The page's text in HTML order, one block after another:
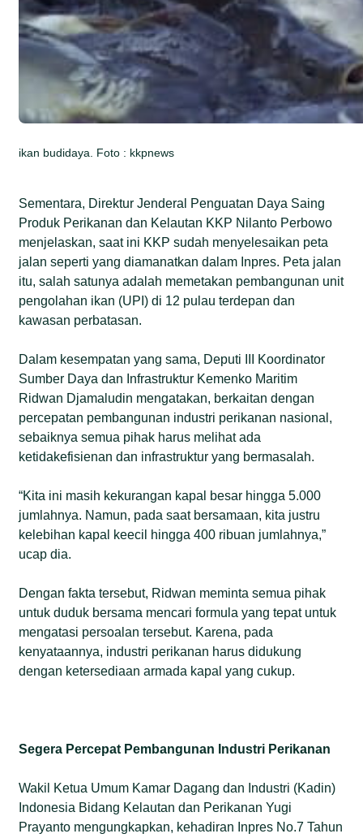
ikan budidaya. Foto : kkpnews
Sementara, Direktur Jenderal Penguatan Daya Saing
Produk Perikanan dan Kelautan KKP Nilanto Perbowo
menjelaskan, saat ini KKP sudah menyelesaikan peta
jalan seperti yang diamanatkan dalam Inpres. Peta jalan
itu, salah satunya adalah memetakan pembangunan unit
pengolahan ikan (UPI) di 12 pulau terdepan dan
kawasan perbatasan.
Dalam kesempatan yang sama, Deputi III Koordinator
Sumber Daya dan Infrastruktur Kemenko Maritim
Ridwan Djamaludin mengatakan, berkaitan dengan
percepatan pembangunan industri perikanan nasional,
sebaiknya semua pihak harus melihat ada
ketidakefisienan dan infrastruktur yang bermasalah.
“Kita ini masih kekurangan kapal besar hingga 5.000
jumlahnya. Namun, pada saat bersamaan, kita justru
kelebihan kapal keecil hingga 400 ribuan jumlahnya,”
ucap dia.
Dengan fakta tersebut, Ridwan meminta semua pihak
untuk duduk bersama mencari formula yang tepat untuk
mengatasi persoalan tersebut. Karena, pada
kenyataannya, industri perikanan harus didukung
dengan ketersediaan armada kapal yang cukup.
Segera Percepat Pembangunan Industri Perikanan
Wakil Ketua Umum Kamar Dagang dan Industri (Kadin)
Indonesia Bidang Kelautan dan Perikanan Yugi
Prayanto mengungkapkan, kehadiran Inpres No.7 Tahun